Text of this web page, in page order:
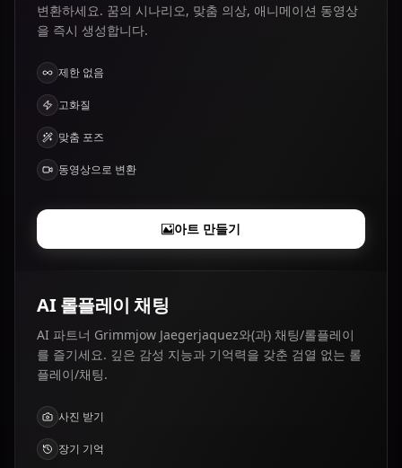
변환하세요. 꿈의 시나리오, 맞춤 의상, 애니메이션 동영상
을 즉시 생성합니다.
제한 없음
고화질
맞춤 포즈
동영상으로 변환
아트 만들기
AI 롤플레이 채팅
AI 파트너 Grimmjow Jaegerjaquez와(과) 채팅/롤플레이
를 즐기세요. 깊은 감성 지능과 기억력을 갖춘 검열 없는 롤
플레이/채팅.
사진 받기
장기 기억